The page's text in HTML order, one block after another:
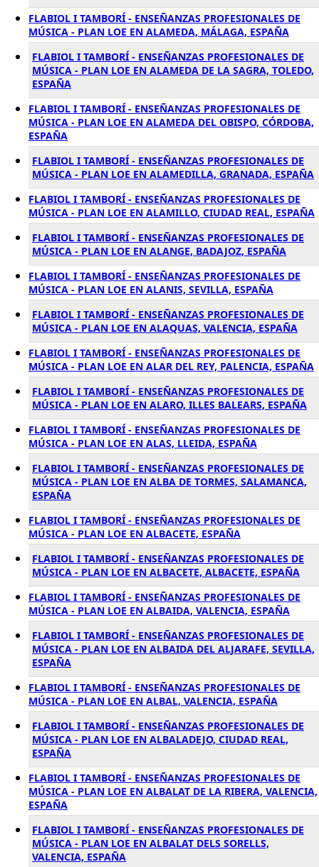
FLABIOL I TAMBORÍ - ENSEÑANZAS PROFESIONALES DE
MÚSICA - PLAN LOE EN ALAMEDA, MÁLAGA, ESPAÑA
FLABIOL I TAMBORÍ - ENSEÑANZAS PROFESIONALES DE
MÚSICA - PLAN LOE EN ALAMEDA DE LA SAGRA, TOLEDO,
ESPAÑA
FLABIOL I TAMBORÍ - ENSEÑANZAS PROFESIONALES DE
MÚSICA - PLAN LOE EN ALAMEDA DEL OBISPO, CÓRDOBA,
ESPAÑA
FLABIOL I TAMBORÍ - ENSEÑANZAS PROFESIONALES DE
MÚSICA - PLAN LOE EN ALAMEDILLA, GRANADA, ESPAÑA
FLABIOL I TAMBORÍ - ENSEÑANZAS PROFESIONALES DE
MÚSICA - PLAN LOE EN ALAMILLO, CIUDAD REAL, ESPAÑA
FLABIOL I TAMBORÍ - ENSEÑANZAS PROFESIONALES DE
MÚSICA - PLAN LOE EN ALANGE, BADAJOZ, ESPAÑA
FLABIOL I TAMBORÍ - ENSEÑANZAS PROFESIONALES DE
MÚSICA - PLAN LOE EN ALANIS, SEVILLA, ESPAÑA
FLABIOL I TAMBORÍ - ENSEÑANZAS PROFESIONALES DE
MÚSICA - PLAN LOE EN ALAQUAS, VALENCIA, ESPAÑA
FLABIOL I TAMBORÍ - ENSEÑANZAS PROFESIONALES DE
MÚSICA - PLAN LOE EN ALAR DEL REY, PALENCIA, ESPAÑA
FLABIOL I TAMBORÍ - ENSEÑANZAS PROFESIONALES DE
MÚSICA - PLAN LOE EN ALARO, ILLES BALEARS, ESPAÑA
FLABIOL I TAMBORÍ - ENSEÑANZAS PROFESIONALES DE
MÚSICA - PLAN LOE EN ALAS, LLEIDA, ESPAÑA
FLABIOL I TAMBORÍ - ENSEÑANZAS PROFESIONALES DE
MÚSICA - PLAN LOE EN ALBA DE TORMES, SALAMANCA,
ESPAÑA
FLABIOL I TAMBORÍ - ENSEÑANZAS PROFESIONALES DE
MÚSICA - PLAN LOE EN ALBACETE, ESPAÑA
FLABIOL I TAMBORÍ - ENSEÑANZAS PROFESIONALES DE
MÚSICA - PLAN LOE EN ALBACETE, ALBACETE, ESPAÑA
FLABIOL I TAMBORÍ - ENSEÑANZAS PROFESIONALES DE
MÚSICA - PLAN LOE EN ALBAIDA, VALENCIA, ESPAÑA
FLABIOL I TAMBORÍ - ENSEÑANZAS PROFESIONALES DE
MÚSICA - PLAN LOE EN ALBAIDA DEL ALJARAFE, SEVILLA,
ESPAÑA
FLABIOL I TAMBORÍ - ENSEÑANZAS PROFESIONALES DE
MÚSICA - PLAN LOE EN ALBAL, VALENCIA, ESPAÑA
FLABIOL I TAMBORÍ - ENSEÑANZAS PROFESIONALES DE
MÚSICA - PLAN LOE EN ALBALADEJO, CIUDAD REAL,
ESPAÑA
FLABIOL I TAMBORÍ - ENSEÑANZAS PROFESIONALES DE
MÚSICA - PLAN LOE EN ALBALAT DE LA RIBERA, VALENCIA,
ESPAÑA
FLABIOL I TAMBORÍ - ENSEÑANZAS PROFESIONALES DE
MÚSICA - PLAN LOE EN ALBALAT DELS SORELLS,
VALENCIA, ESPAÑA